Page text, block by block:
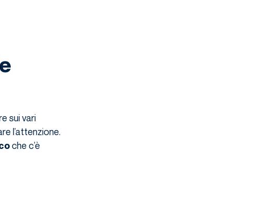
sui vari
l’attenzione.
che c’è